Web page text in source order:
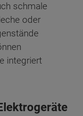
schmale
oder
integriert